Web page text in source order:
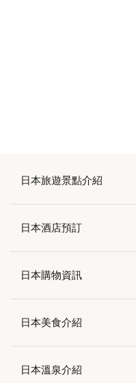
日本旅遊景點介紹
日本酒店預訂
日本購物資訊
日本美食介紹
日本溫泉介紹